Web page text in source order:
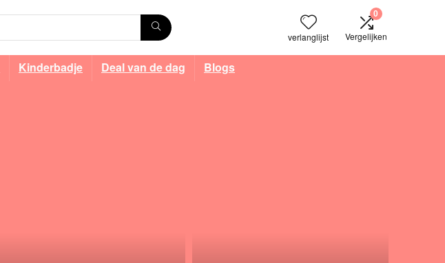
verlanglijst
0
Vergelijken
Kinderbadje Deal van de dag Blogs